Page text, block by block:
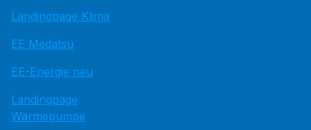
Landingpage Klima
EE Medatsu
EE-Energie neu
Landingpage
Wärmepumpe